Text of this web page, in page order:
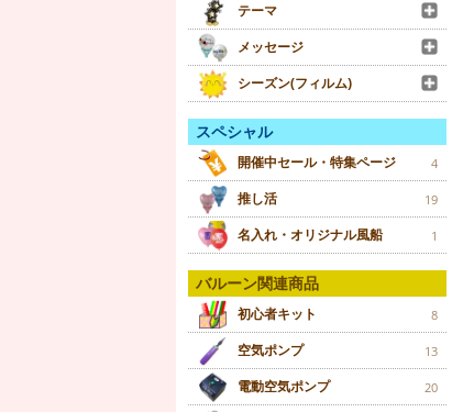
テーマ
メッセージ
シーズン(フィルム)
スペシャル
開催中セール・特集ページ 4
推し活 19
名入れ・オリジナル風船 1
バルーン関連商品
初心者キット 8
空気ポンプ 13
電動空気ポンプ 20